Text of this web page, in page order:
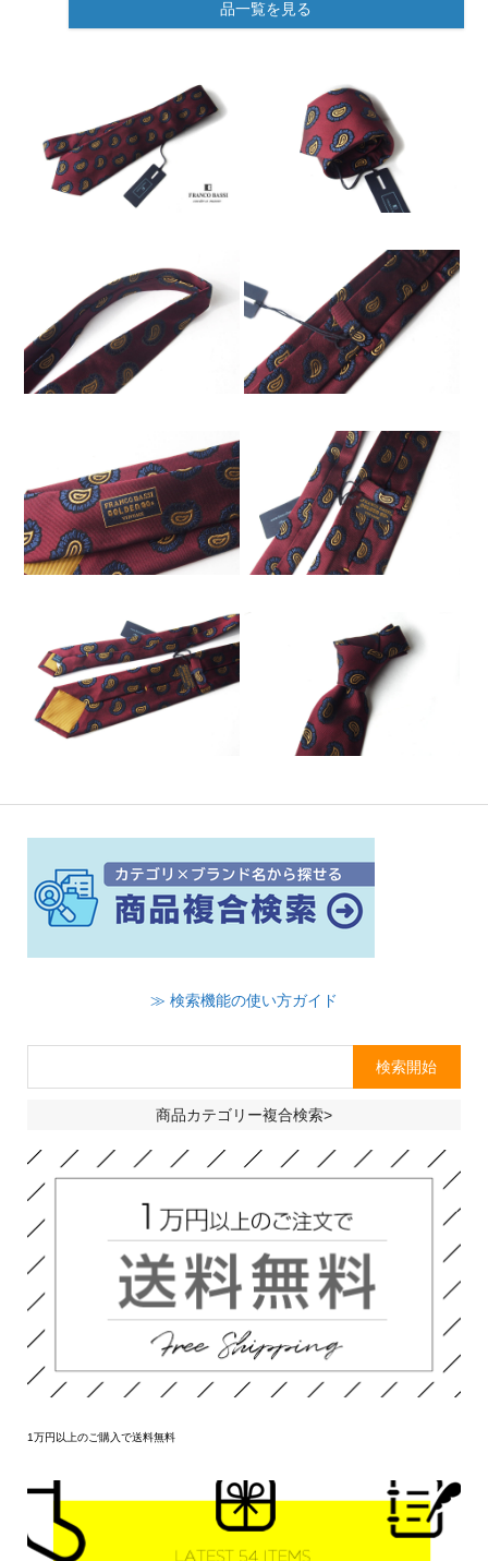
品一覧を見る
≫ 検索機能の使い方ガイド
商品カテゴリー複合検索>
1万円以上のご購入で送料無料